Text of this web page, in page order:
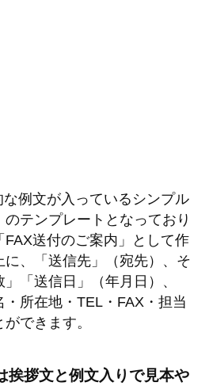
例文が入っているシンプル
テンプレートとなっており
FAX送付のご案内」として作
に、「送信先」（宛先）、そ
「送信日」（年月日）、
・所在地・TEL・FAX・担当
できます。
挨拶文と例文入りで見本や